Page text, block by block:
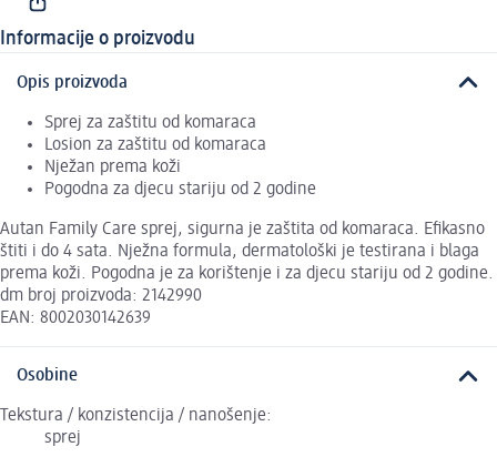
Informacije o proizvodu
Opis proizvoda
Sprej za zaštitu od komaraca
Losion za zaštitu od komaraca
Nježan prema koži
Pogodna za djecu stariju od 2 godine
Autan Family Care sprej, sigurna je zaštita od komaraca. Efikasno
štiti i do 4 sata. Nježna formula, dermatološki je testirana i blaga
prema koži. Pogodna je za korištenje i za djecu stariju od 2 godine.
dm broj proizvoda: 2142990
EAN: 8002030142639
Osobine
Tekstura / konzistencija / nanošenje:
sprej